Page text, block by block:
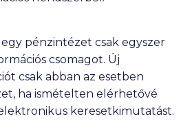
pénzintézet csak egyszer
csomagot. Új
csak abban az esetben
ha ismételten elérhetővé
keresetkimutatást.